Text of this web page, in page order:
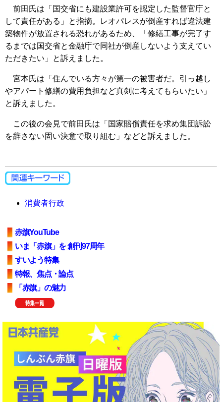
前田氏は「国交省にも建設業許可を認定した監督官庁と
して責任がある」と指摘。レオパレスが倒産すれば違法建
築物件が放置される恐れがあるため、「修繕工事が完了す
るまでは国交省と金融庁で同社が倒産しないよう支えてい
ただきたい」と訴えました。
宮本氏は「住んでいる方々が第一の被害者だ。引っ越し
やアパート修繕の費用負担など真剣に考えてもらいたい」
と訴えました。
この後の会見で前田氏は「国家賠償責任を求め集団訴訟
を辞さない固い決意で取り組む」などと訴えました。
消費者行政
赤旗YouTube
いま「赤旗」を 創刊97周年
すいよう特集
特報、焦点・論点
「赤旗」の魅力